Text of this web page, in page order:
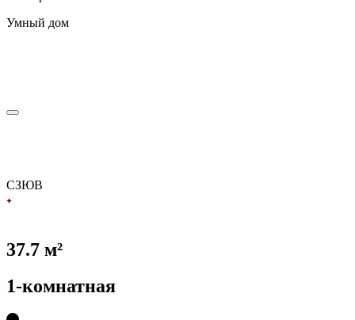
Умный дом
СЗЮВ
37.7 м²
1-комнатная